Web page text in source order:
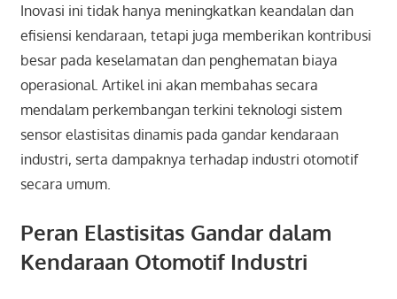
Inovasi ini tidak hanya meningkatkan keandalan dan
efisiensi kendaraan, tetapi juga memberikan kontribusi
besar pada keselamatan dan penghematan biaya
operasional. Artikel ini akan membahas secara
mendalam perkembangan terkini teknologi sistem
sensor elastisitas dinamis pada gandar kendaraan
industri, serta dampaknya terhadap industri otomotif
secara umum.
Peran Elastisitas Gandar dalam
Kendaraan Otomotif Industri